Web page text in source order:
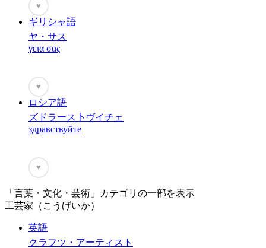
♥
ギリシャ語
ヤ・サス
γεια σας
♥
ロシア語
ズドラース卜ヴイチェ
здравствуйте
♥
「言葉・文化・芸術」カテゴリの一部を表示
工芸家（こうげいか）
英語
クラフツ・アーティスト